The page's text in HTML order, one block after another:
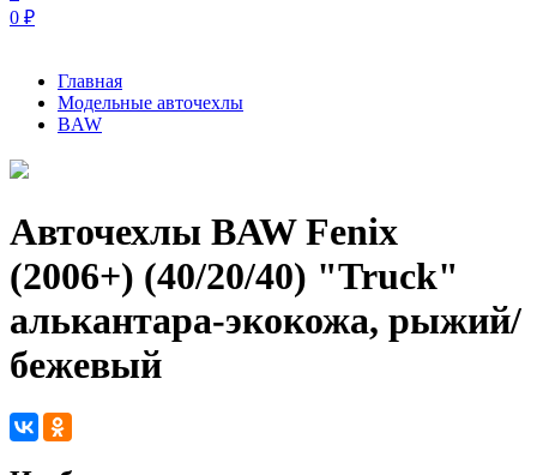
0 ₽
Главная
Модельные авточехлы
BAW
Авточехлы BAW Fenix
(2006+) (40/20/40) "Truck"
алькантара-экокожа, рыжий/
бежевый